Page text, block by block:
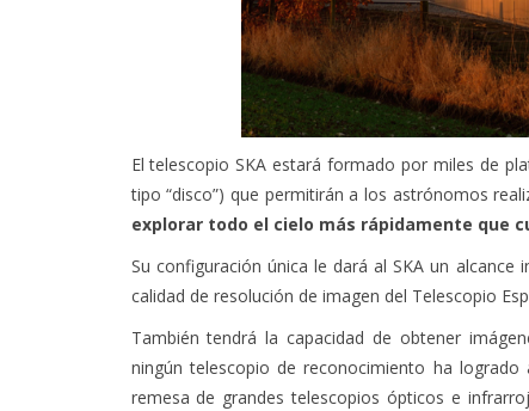
El telescopio SKA estará formado por miles de
tipo “disco”) que permitirán a los astrónomos
explorar todo el cielo más rápidamente que
Su configuración única le dará al SKA un alcance
calidad de resolución de imagen del Telescopio
También tendrá la capacidad de obtener
ningún telescopio de reconocimiento ha
remesa de grandes telescopios ópticos e